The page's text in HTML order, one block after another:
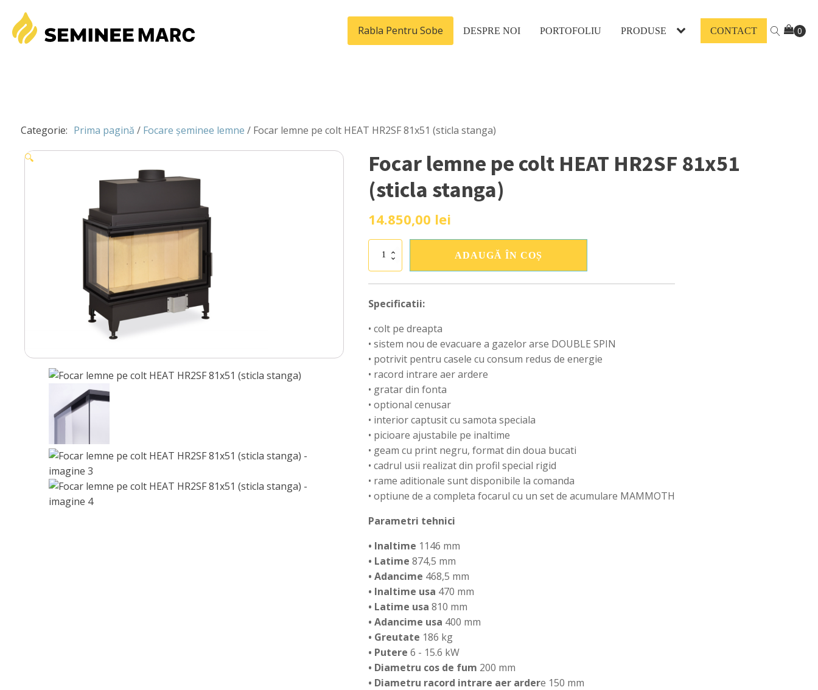
Rabla Pentru Sobe DESPRE NOI PORTOFOLIU PRODUSE CONTACT
Categorie: Prima pagină / Focare șeminee lemne / Focar lemne pe colt HEAT HR2SF 81x51 (sticla stanga)
🔍
Focar lemne pe colt HEAT HR2SF 81x51
(sticla stanga)
14.850,00 lei
Cantitate
lemne
pe
HEAT
81x51
(sticla
ADAUGĂ ÎN COȘ
Specificatii:
• colt pe dreapta
• sistem nou de evacuare a gazelor arse DOUBLE SPIN
• potrivit pentru casele cu consum redus de energie
• racord intrare aer ardere
• gratar din fonta
• optional cenusar
• interior captusit cu samota speciala
• picioare ajustabile pe inaltime
• geam cu print negru, format din doua bucati
• cadrul usii realizat din profil special rigid
• rame aditionale sunt disponibile la comanda
• optiune de a completa focarul cu un set de acumulare MAMMOTH
Parametri tehnici
• Inaltime 1146 mm
• Latime 874,5 mm
• Adancime 468,5 mm
• Inaltime usa 470 mm
• Latime usa 810 mm
• Adancime usa 400 mm
• Greutate 186 kg
• Putere 6 - 15.6 kW
• Diametru cos de fum 200 mm
• Diametru racord intrare aer ardere 150 mm